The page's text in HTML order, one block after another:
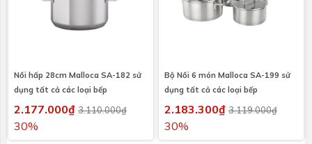
Nồi hấp 28cm Malloca SA-182 sử
dụng tất cả các loại bếp
2.177.000₫ 3.110.000₫
30%
Bộ Nồi 6 món Malloca SA-199 sử
dụng tất cả các loại bếp
2.183.300₫ 3.119.000₫
30%